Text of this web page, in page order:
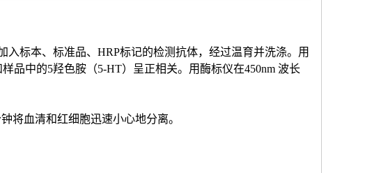
标本、标准品、HRP标记的检测抗体，经过温育并洗涤。用
品中的5羟色胺（5-HT） 呈正相关。用酶标仪在450nm 波长
将血清和红细胞迅速小心地分离。